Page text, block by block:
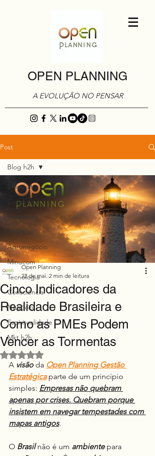
OPEN PLANNING
A EVOLUÇÃO NO PENSAR
Post
Blog h2h
Cotidiano
Marketing
Finanças
Agronegócio
Minucom
Tecnologia
Consciência
Negócio
Espiritualidade
Mkt h2h
Blog h2h
Cinco Indicadores da
Realidade Brasileira e
Como as PMEs Podem
Vencer as Tormentas
Open Planning
22 de mai. 2 min de leitura
Avaliado com NaN de 5 estrelas.
A visão da Open Planning Gestão
Estratégica parte de um princípio
simples: Empresas não quebram
apenas por crises. Quebram porque
insistem em navegar tempestades com
mapas antigos.
O Brasil não é um ambiente para